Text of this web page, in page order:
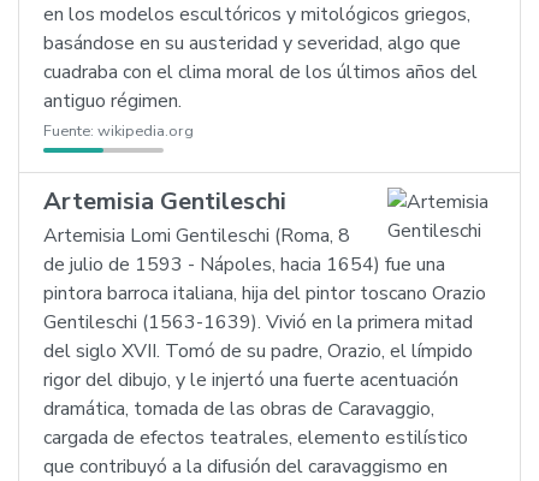
en los modelos escultóricos y mitológicos griegos,
basándose en su austeridad y severidad, algo que
cuadraba con el clima moral de los últimos años del
antiguo régimen.
Fuente: wikipedia.org
Artemisia Gentileschi
Artemisia Lomi Gentileschi (Roma, 8
de julio de 1593 - Nápoles, hacia 1654) fue una
pintora barroca italiana, hija del pintor toscano Orazio
Gentileschi (1563-1639). Vivió en la primera mitad
del siglo XVII. Tomó de su padre, Orazio, el límpido
rigor del dibujo, y le injertó una fuerte acentuación
dramática, tomada de las obras de Caravaggio,
cargada de efectos teatrales, elemento estilístico
que contribuyó a la difusión del caravaggismo en